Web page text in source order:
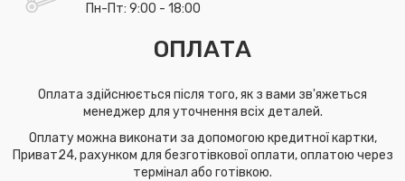
Пн-Пт: 9:00 - 18:00
ОПЛАТА
Оплата здійснюється після того, як з вами зв'яжеться
менеджер для уточнення всіх деталей.
Оплату можна виконати за допомогою кредитної картки,
Приват24, рахунком для безготівкової оплати, оплатою через
термінал або готівкою.